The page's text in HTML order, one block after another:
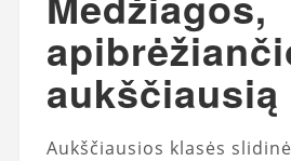
aukščiausią
Aukščiausios klasės